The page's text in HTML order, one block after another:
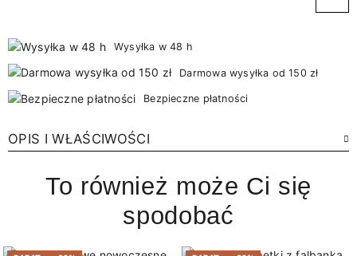
Wysyłka w 48 h
Darmowa wysyłka od 150 zł
Bezpieczne płatności
OPIS I WŁAŚCIWOŚCI
To również może Ci się
spodobać